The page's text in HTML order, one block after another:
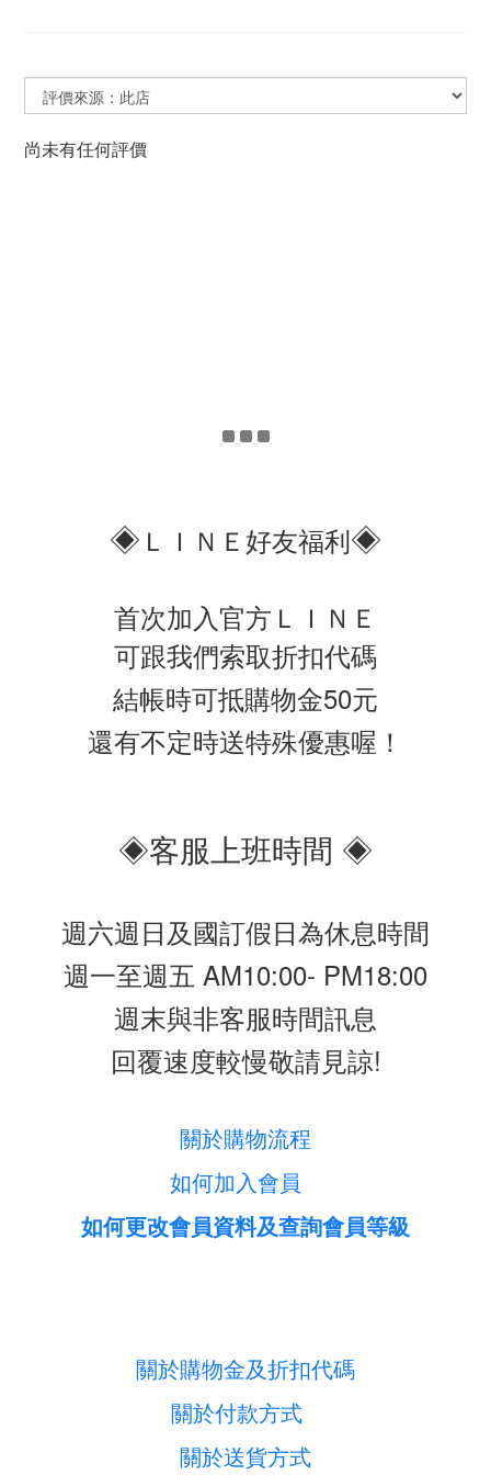
尚未有任何評價
◈ ＬＩＮＥ好友福利◈
首次加入官方ＬＩＮＥ
可跟我們索取折扣代碼
結帳時可抵購物金50元
還有不定時送特殊優惠喔！
◈客服上班時間 ◈
週六週日及國訂假日為休息時間
週一至週五 AM10:00- PM18:00
週末與非客服時間訊息
回覆速度較慢敬請見諒!
關於購物流程
如何加入會員
如何更改會員資料及查詢會員等級
關於購物金及折扣代碼
關於付款方式
關於送貨方式